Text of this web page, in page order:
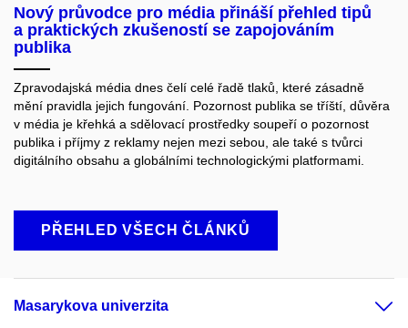
Nový průvodce pro média přináší přehled tipů
a praktických zkušeností se zapojováním
publika
Zpravodajská média dnes čelí celé řadě tlaků, které zásadně
mění pravidla jejich fungování. Pozornost publika se tříští, důvěra
v média je křehká a sdělovací prostředky soupeří o pozornost
publika i příjmy z reklamy nejen mezi sebou, ale také s tvůrci
digitálního obsahu a globálními technologickými platformami.
PŘEHLED VŠECH ČLÁNKŮ
Masarykova univerzita